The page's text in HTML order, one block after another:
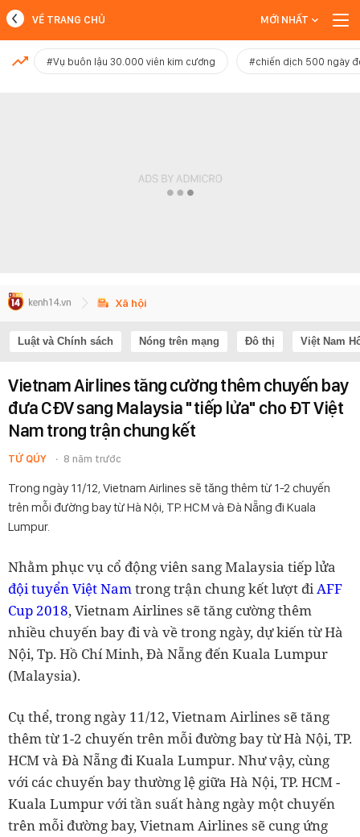
MỚI NHẤT
VỀ TRANG CHỦ MỚI NHẤT
#Vụ buôn lậu 30.000 viên kim cương #chiến dịch 500 ngày
Xã hội
Luật và Chính sách Nóng trên mạng Đô thị Việt Nam
Vietnam Airlines tăng cường thêm chuyến bay
đưa CĐV sang Malaysia "tiếp lửa" cho ĐT Việt
Nam trong trận chung kết
TỨ QÚY 8 năm trước
Trong ngày 11/12, Vietnam Airlines sẽ tăng thêm từ 1-2 chuyến
trên mỗi đường bay từ Hà Nội, TP. HCM và Đà Nẵng đi Kuala
Lumpur.
Nhằm phục vụ cổ động viên sang Malaysia tiếp lửa
đội tuyển Việt Namtrong trận chung kết lượt điAFF
Cup 2018, Vietnam Airlines sẽ tăng cường thêm
nhiều chuyến bay đi và về trong ngày, dự kiến từ Hà
Nội, Tp. Hồ Chí Minh, Đà Nẵng đến Kuala Lumpur
(Malaysia).
Cụ thể, trong ngày 11/12, Vietnam Airlines sẽ tăng
thêm từ 1-2 chuyến trên mỗi đường bay từ Hà Nội, TP.
HCM và Đà Nẵng đi Kuala Lumpur. Như vậy, cùng
với các chuyến bay thường lệ giữa Hà Nội, TP. HCM -
Kuala Lumpur với tần suất hàng ngày một chuyến
trên mỗi đường bay, Vietnam Airlines sẽ cung ứng